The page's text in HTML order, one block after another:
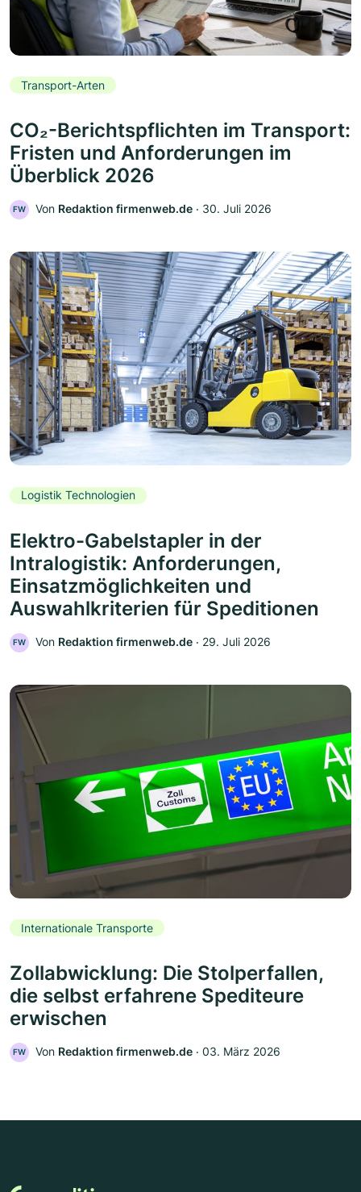
Transport-Arten
CO₂-Berichtspflichten im Transport:
Fristen und Anforderungen im
Überblick 2026
FW Von Redaktion firmenweb.de ‧ 30. Juli 2026
Logistik Technologien
Elektro-Gabelstapler in der
Intralogistik: Anforderungen,
Einsatzmöglichkeiten und
Auswahlkriterien für Speditionen
FW Von Redaktion firmenweb.de ‧ 29. Juli 2026
Internationale Transporte
Zollabwicklung: Die Stolperfallen,
die selbst erfahrene Spediteure
erwischen
FW Von Redaktion firmenweb.de ‧ 03. März 2026